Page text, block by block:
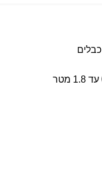
כבלים